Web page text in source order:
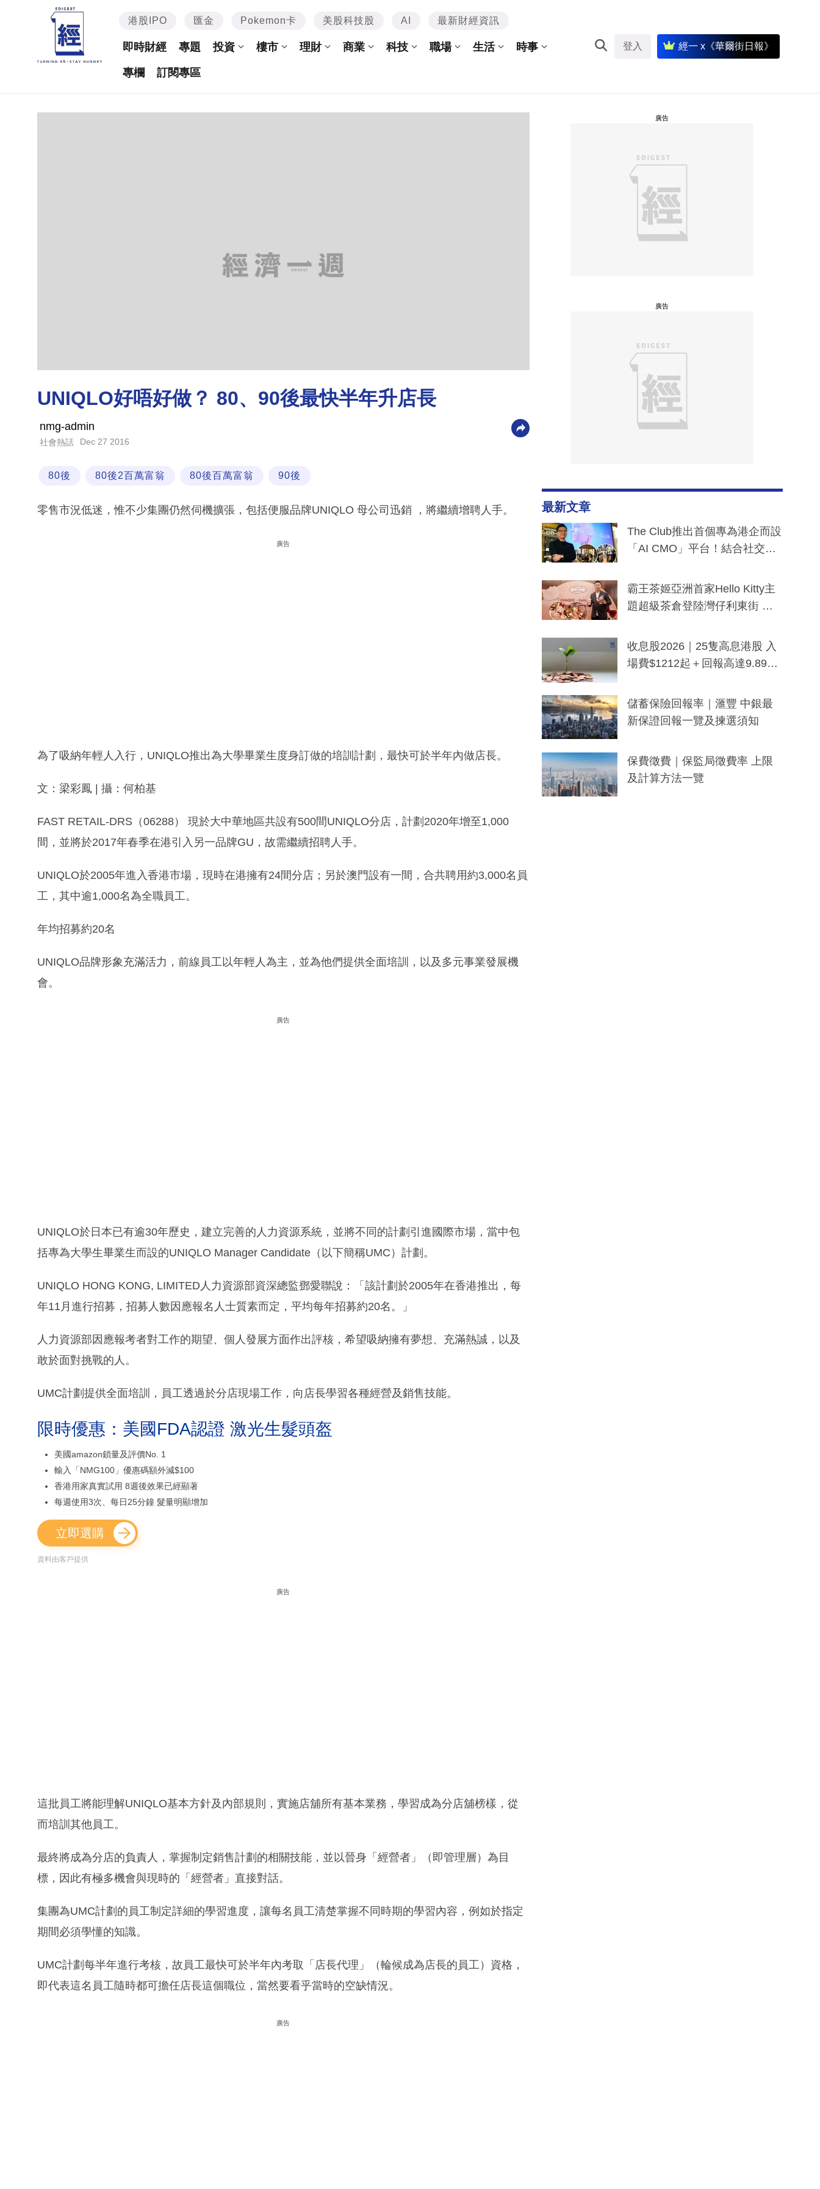
港股IPO 匯金 Pokemon卡 美股科技股 AI 最新財經資訊
即時財經 專題 投資 樓市 理財 商業 科技 職場 生活 時事
專欄 訂閱專區
登入 經一 x《華爾街日報》
UNIQLO好唔好做？ 80、90後最快半年升店長
nmg-admin
社會熱話 Dec 27 2016
80後 80後2百萬富翁 80後百萬富翁 90後
零售市況低迷，惟不少集團仍然伺機擴張，包括便服品牌UNIQLO 母公司迅銷 ，將繼續增聘人手。
廣告
為了吸納年輕人入行，UNIQLO推出為大學畢業生度身訂做的培訓計劃，最快可於半年內做店長。
文：梁彩鳳 | 攝：何柏基
FAST RETAIL-DRS（06288） 現於大中華地區共設有500間UNIQLO分店，計劃2020年增至1,000
間，並將於2017年春季在港引入另一品牌GU，故需繼續招聘人手。
UNIQLO於2005年進入香港市場，現時在港擁有24間分店；另於澳門設有一間，合共聘用約3,000名員
工，其中逾1,000名為全職員工。
年均招募約20名
UNIQLO品牌形象充滿活力，前線員工以年輕人為主，並為他們提供全面培訓，以及多元事業發展機
會。
廣告
UNIQLO於日本已有逾30年歷史，建立完善的人力資源系統，並將不同的計劃引進國際市場，當中包
括專為大學生畢業生而設的UNIQLO Manager Candidate（以下簡稱UMC）計劃。
UNIQLO HONG KONG, LIMITED人力資源部資深總監鄧愛聯說：「該計劃於2005年在香港推出，每
年11月進行招募，招募人數因應報名人士質素而定，平均每年招募約20名。」
人力資源部因應報考者對工作的期望、個人發展方面作出評核，希望吸納擁有夢想、充滿熱誠，以及
敢於面對挑戰的人。
UMC計劃提供全面培訓，員工透過於分店現場工作，向店長學習各種經營及銷售技能。
限時優惠：美國FDA認證 激光生髮頭盔
美國amazon鎖量及評價No. 1
輸入「NMG100」優惠碼額外減$100
香港用家真實試用 8週後效果已經顯著
每週使用3次、每日25分鐘 髮量明顯增加
立即選購
資料由客戶提供
廣告
這批員工將能理解UNIQLO基本方針及內部規則，實施店舖所有基本業務，學習成為分店舖榜樣，從
而培訓其他員工。
最終將成為分店的負責人，掌握制定銷售計劃的相關技能，並以晉身「經營者」（即管理層）為目
標，因此有極多機會與現時的「經營者」直接對話。
集團為UMC計劃的員工制定詳細的學習進度，讓每名員工清楚掌握不同時期的學習內容，例如於指定
期間必須學懂的知識。
UMC計劃每半年進行考核，故員工最快可於半年內考取「店長代理」（輪候成為店長的員工）資格，
即代表這名員工隨時都可擔任店長這個職位，當然要看乎當時的空缺情況。
廣告
廣告
廣告
最新文章
The Club推出首個專為港企而設
「AI CMO」平台！結合社交聆
分鐘生成「貼地」宣傳短片
霸王茶姬亞洲首家Hello Kitty主
題超級茶倉登陸灣仔利東街 推
y及香港限定特調系列
收息股2026｜25隻高息港股 入
場費$1212起＋回報高達9.89
儲蓄保險回報率｜滙豐 中銀最
新保證回報一覽及揀選須知
保費徵費｜保監局徵費率 上限
及計算方法一覽